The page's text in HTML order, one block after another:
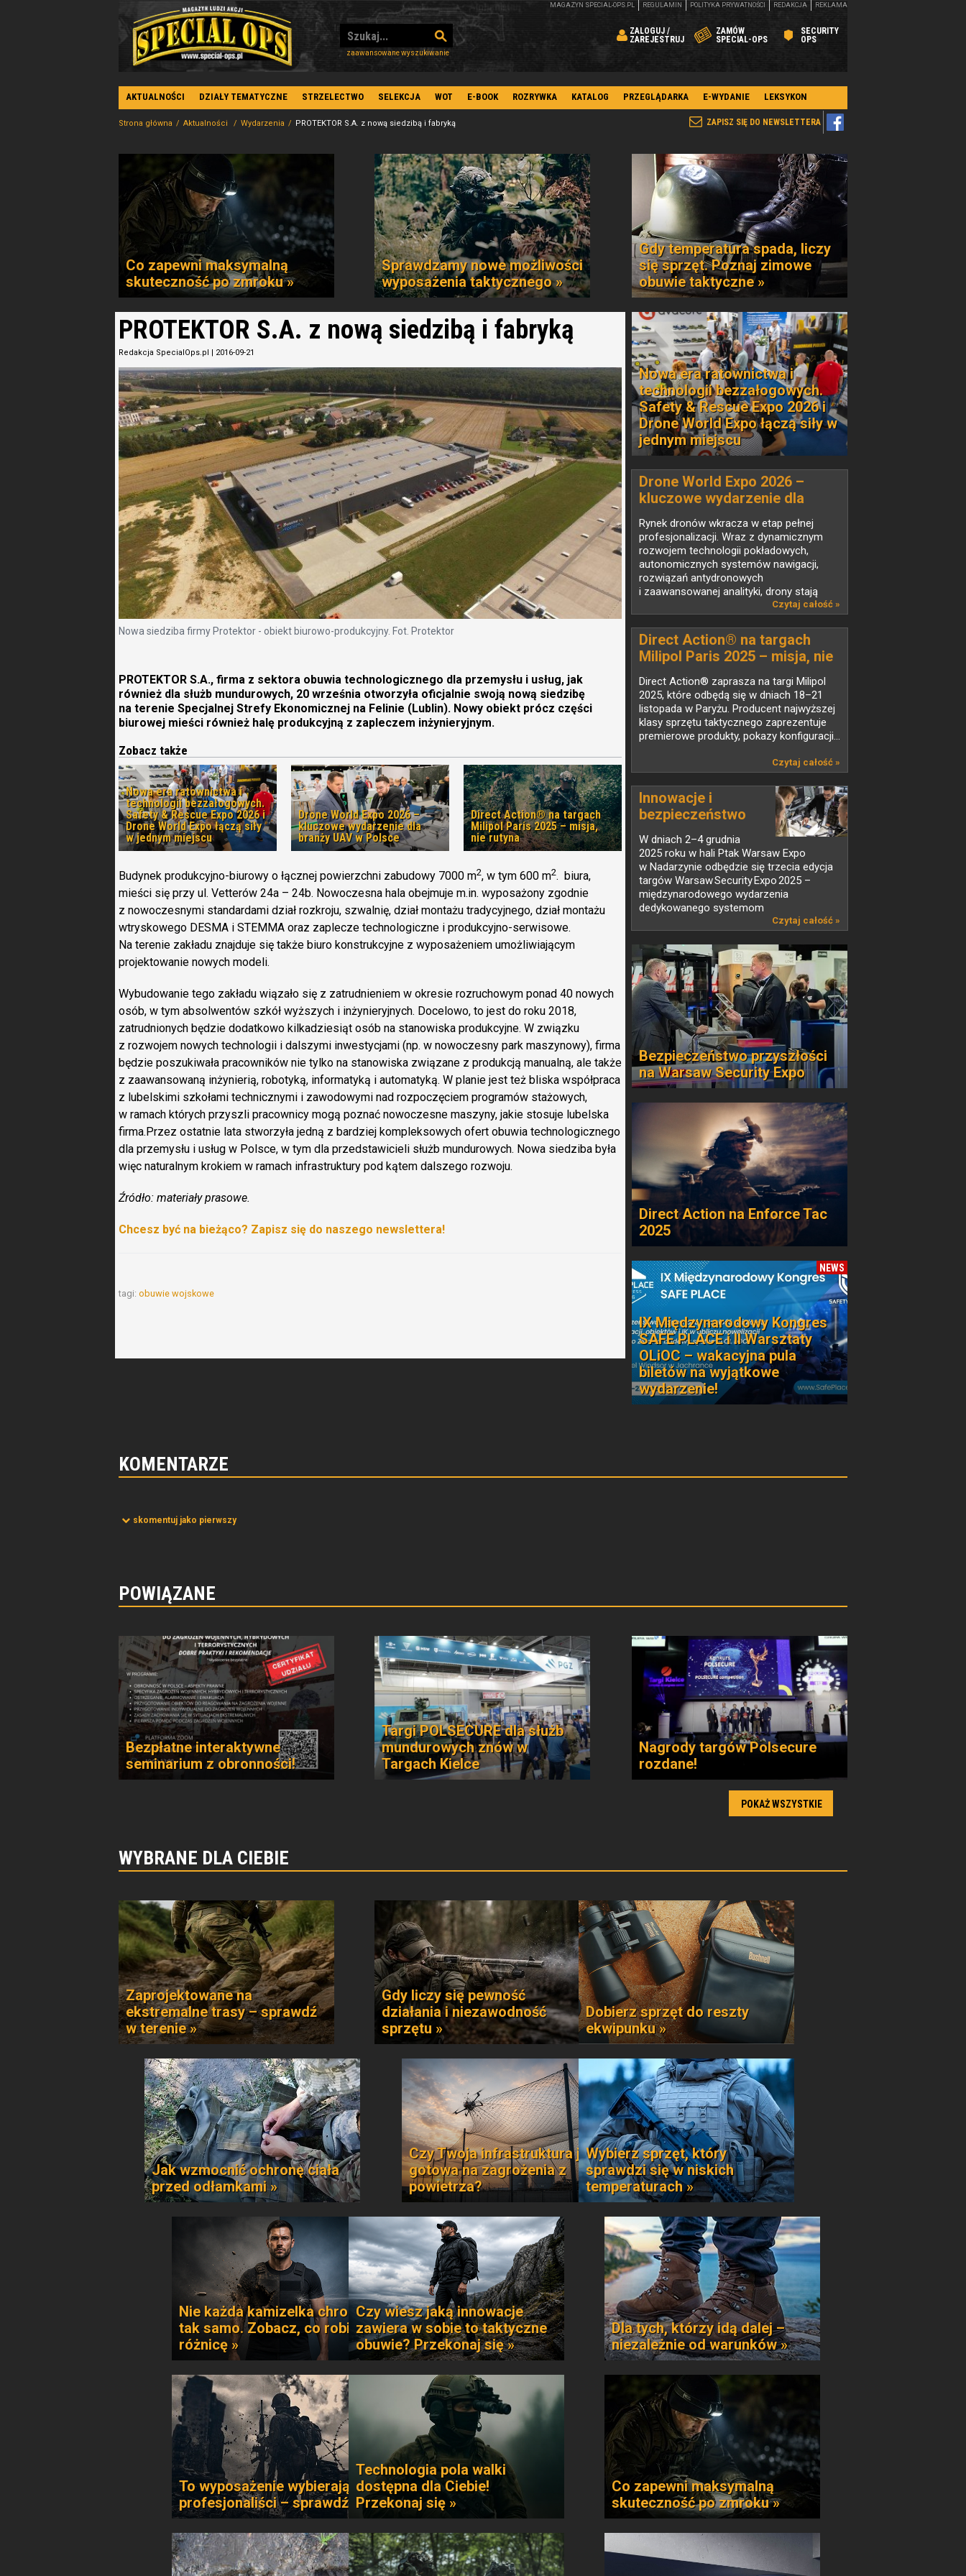
zaawansowane wyszukiwanie
ZALOGUJ /
ZAREJESTRUJ
ZAMÓW
SPECIAL-OPS
SECURITY
OPS
MAGAZYN SPECIAL-OPS.PL REGULAMIN POLITYKA PRYWATNOŚCI REDAKCJA REKLAMA
AKTUALNOŚCI DZIAŁY TEMATYCZNE STRZELECTWO SELEKCJA WOT E-BOOK ROZRYWKA KATALOG PRZEGLĄDARKA E-WYDANIE LEKSYKON
ZAPISZ SIĘ DO NEWSLETTERA
Strona główna Aktualności Wydarzenia PROTEKTOR S.A. z nową siedzibą i fabryką
Co zapewni maksymalną
skuteczność po zmroku »
Sprawdzamy nowe możliwości
wyposażenia taktycznego »
Gdy temperatura spada, liczy
się sprzęt. Poznaj zimowe
obuwie taktyczne »
PROTEKTOR S.A. z nową siedzibą i fabryką
Redakcja SpecialOps.pl | 2016-09-21
Nowa siedziba firmy Protektor - obiekt biurowo-produkcyjny. Fot. Protektor
PROTEKTOR S.A., firma z sektora obuwia technologicznego dla przemysłu i usług, jak
również dla służb mundurowych, 20 września otworzyła oficjalnie swoją nową siedzibę
na terenie Specjalnej Strefy Ekonomicznej na Felinie (Lublin). Nowy obiekt prócz części
biurowej mieści również halę produkcyjną z zapleczem inżynieryjnym.
Zobacz także
Nowa era ratownictwa i
technologii bezzałogowych.
Safety & Rescue Expo 2026 i
Drone World Expo łączą siły
w jednym miejscu
Drone World Expo 2026 –
kluczowe wydarzenie dla
branży UAV w Polsce
Direct Action® na targach
Milipol Paris 2025 – misja,
nie rutyna
Budynek produkcyjno-biurowy o łącznej powierzchni zabudowy 7000 m2, w tym 600 m2. biura,
mieści się przy ul. Vetterów 24a – 24b. Nowoczesna hala obejmuje m.in. wyposażony zgodnie
z nowoczesnymi standardami dział rozkroju, szwalnię, dział montażu tradycyjnego, dział montażu
wtryskowego DESMA i STEMMA oraz zaplecze technologiczne i produkcyjno-serwisowe.
Na terenie zakładu znajduje się także biuro konstrukcyjne z wyposażeniem umożliwiającym
projektowanie nowych modeli.
Wybudowanie tego zakładu wiązało się z zatrudnieniem w okresie rozruchowym ponad 40 nowych
osób, w tym absolwentów szkół wyższych i inżynieryjnych. Docelowo, to jest do roku 2018,
zatrudnionych będzie dodatkowo kilkadziesiąt osób na stanowiska produkcyjne. W związku
z rozwojem nowych technologii i dalszymi inwestycjami (np. w nowoczesny park maszynowy), firma
będzie poszukiwała pracowników nie tylko na stanowiska związane z produkcją manualną, ale także
z zaawansowaną inżynierią, robotyką, informatyką i automatyką. W planie jest też bliska współpraca
z lubelskimi szkołami technicznymi i zawodowymi nad rozpoczęciem programów stażowych,
w ramach których przyszli pracownicy mogą poznać nowoczesne maszyny, jakie stosuje lubelska
firma.Przez ostatnie lata stworzyła jedną z bardziej kompleksowych ofert obuwia technologicznego
dla przemysłu i usług w Polsce, w tym dla przedstawicieli służb mundurowych. Nowa siedziba była
więc naturalnym krokiem w ramach infrastruktury pod kątem dalszego rozwoju.
Źródło: materiały prasowe.
Chcesz być na bieżąco? Zapisz się do naszego newslettera!
tagi: obuwie wojskowe
Nowa era ratownictwa i
technologii bezzałogowych.
Safety & Rescue Expo 2026 i
Drone World Expo łączą siły w
jednym miejscu
Drone World Expo 2026 –
kluczowe wydarzenie dla
branży UAV w Polsce
Rynek dronów wkracza w etap pełnej
profesjonalizacji. Wraz z dynamicznym
rozwojem technologii pokładowych,
autonomicznych systemów nawigacji,
rozwiązań antydronowych
i zaawansowanej analityki, drony stają
Czytaj całość »
Direct Action® na targach
Milipol Paris 2025 – misja, nie
rutyna
Direct Action® zaprasza na targi Milipol
2025, które odbędą się w dniach 18–21
listopada w Paryżu. Producent najwyższej
klasy sprzętu taktycznego zaprezentuje
premierowe produkty, pokazy konfiguracji...
Czytaj całość »
Innowacje i
bezpieczeństwo
w...
W dniach 2–4 grudnia
2025 roku w hali Ptak Warsaw Expo
w Nadarzynie odbędzie się trzecia edycja
targów Warsaw Security Expo 2025 –
międzynarodowego wydarzenia
dedykowanego systemom
Czytaj całość »
Bezpieczeństwo przyszłości
na Warsaw Security Expo
Direct Action na Enforce Tac
2025
NEWS
IX Międzynarodowy Kongres
SAFE PLACE i II Warsztaty
OLiOC – wakacyjna pula
biletów na wyjątkowe
wydarzenie!
KOMENTARZE
skomentuj jako pierwszy
POWIĄZANE
Bezpłatne interaktywne
seminarium z obronności!
Targi POLSECURE dla służb
mundurowych znów w
Targach Kielce
Nagrody targów Polsecure
rozdane!
POKAŻ WSZYSTKIE
WYBRANE DLA CIEBIE
Zaprojektowane na
ekstremalne trasy – sprawdź
w terenie »
Gdy liczy się pewność
działania i niezawodność
sprzętu »
Dobierz sprzęt do reszty
ekwipunku »
Jak wzmocnić ochronę ciała
przed odłamkami »
Czy Twoja infrastruktura jest
gotowa na zagrożenia z
powietrza?
Wybierz sprzęt, który
sprawdzi się w niskich
temperaturach »
Nie każda kamizelka chroni
tak samo. Zobacz, co robi
różnicę »
Czy wiesz jaką innowacje
zawiera w sobie to taktyczne
obuwie? Przekonaj się »
Dla tych, którzy idą dalej –
niezależnie od warunków »
To wyposażenie wybierają
profesjonaliści – sprawdź »
Technologia pola walki
dostępna dla Ciebie!
Przekonaj się »
Co zapewni maksymalną
skuteczność po zmroku »